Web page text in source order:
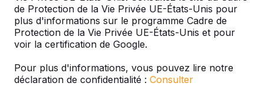
de Protection de la Vie Privée UE-États-Unis pour
plus d'informations sur le programme Cadre de
Protection de la Vie Privée UE-États-Unis et pour
voir la certification de Google.
Pour plus d'informations, vous pouvez lire notre
déclaration de confidentialité : Consulter
Service clientèle